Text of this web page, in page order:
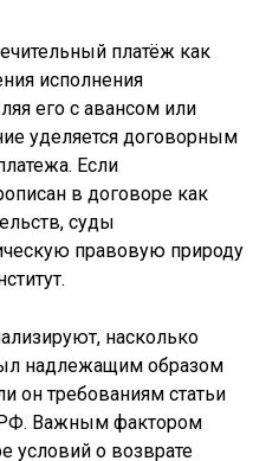
платёж как
исполнения
его с авансом или
уделяется договорным
Если
в договоре как
суды
правовую природу
насколько
надлежащим образом
он требованиям статьи
РФ. Важным фактором
условий о возврате